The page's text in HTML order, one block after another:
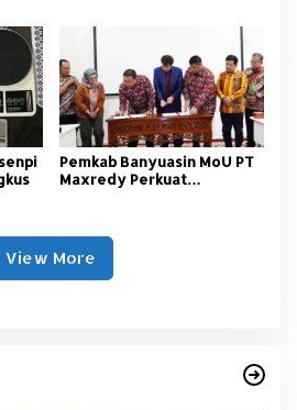
Pemkab Banyuasin MoU PT
Maxredy Perkuat
View More